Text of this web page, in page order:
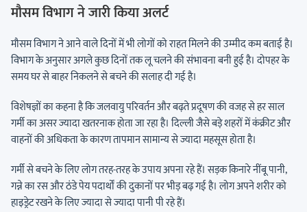
मौसम विभाग ने जारी किया अलर्ट
मौसम विभाग ने आने वाले दिनों में भी लोगों को राहत मिलने की उम्मीद कम बताई है।
विभाग के अनुसार अगले कुछ दिनों तक लू चलने की संभावना बनी हुई है। दोपहर के
समय घर से बाहर निकलने से बचने की सलाह दी गई है।
विशेषज्ञों का कहना है कि जलवायु परिवर्तन और बढ़ते प्रदूषण की वजह से हर साल
गर्मी का असर ज्यादा खतरनाक होता जा रहा है। दिल्ली जैसे बड़े शहरों में कंक्रीट और
वाहनों की अधिकता के कारण तापमान सामान्य से ज्यादा महसूस होता है।
गर्मी से बचने के लिए लोग तरह-तरह के उपाय अपना रहे हैं। सड़क किनारे नींबू पानी,
गन्ने का रस और ठंडे पेय पदार्थों की दुकानों पर भीड़ बढ़ गई है। लोग अपने शरीर को
हाइड्रेट रखने के लिए ज्यादा से ज्यादा पानी पी रहे हैं।